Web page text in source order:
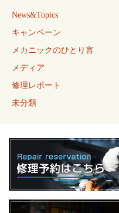
News&Topics
キャンペーン
メカニックのひとり言
メディア
修理レポート
未分類